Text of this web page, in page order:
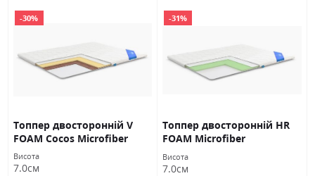
-30%
Топпер двосторонній V
FOAM Cocos Microfiber
Висота
7.0см
-31%
Топпер двосторонній HR
FOAM Microfiber
Висота
7.0см